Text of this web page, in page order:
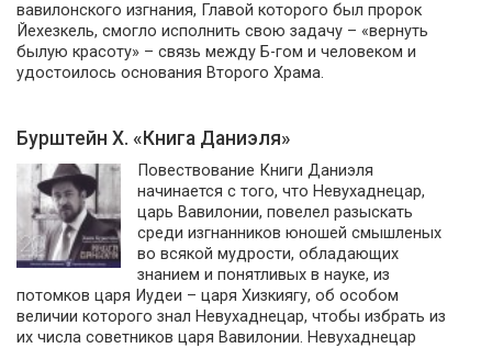
вавилонского изгнания, Главой которого был пророк
Йехезкель, смогло исполнить свою задачу – «вернуть
былую красоту» – связь между Б-гом и человеком и
удостоилось основания Второго Храма.
Бурштейн Х. «Книга Даниэля»
Повествование Книги Даниэля
начинается с того, что Невухаднецар,
царь Вавилонии, повелел разыскать
среди изгнанников юношей смышленых
во всякой мудрости, обладающих
знанием и понятливых в науке, из
потомков царя Иудеи – царя Хизкиягу, об особом
величии которого знал Невухаднецар, чтобы избрать из
их числа советников царя Вавилонии. Невухаднецар